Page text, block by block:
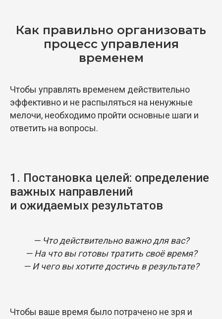
Как правильно организовать
процесс управления
временем
Чтобы управлять временем действительно
эффективно и не распыляться на ненужные
мелочи, необходимо пройти основные шаги и
ответить на вопросы.
1. Постановка целей: определение
важных направлений
и ожидаемых результатов
— Что действительно важно для вас?
— На что вы готовы тратить своё время?
— И чего вы хотите достичь в результате?
Чтобы ваше время было потрачено не зря и